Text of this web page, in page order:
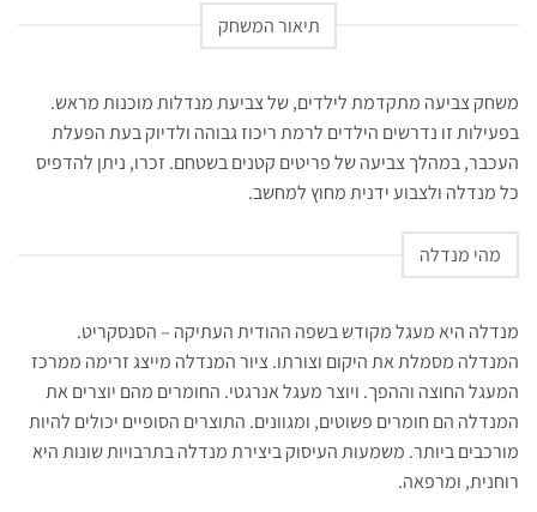
תיאור המשחק
משחק צביעה מתקדמת לילדים, של צביעת מנדלות מוכנות מראש.
בפעילות זו נדרשים הילדים לרמת ריכוז גבוהה ולדיוק בעת הפעלת
העכבר, במהלך צביעה של פריטים קטנים בשטחם. זכרו, ניתן להדפיס
כל מנדלה ולצבוע ידנית מחוץ למחשב.
מהי מנדלה
מנדלה היא מעגל מקודש בשפה ההודית העתיקה – הסנסקריט.
המנדלה מסמלת את היקום וצורתו. ציור המנדלה מייצג זרימה ממרכז
המעגל החוצה וההפך. ויוצר מעגל אנרגטי. החומרים מהם יוצרים את
המנדלה הם חומרים פשוטים, ומגוונים. התוצרים הסופיים יכולים להיות
מורכבים ביותר. משמעות העיסוק ביצירת מנדלה בתרבויות שונות היא
רוחנית, ומרפאה.